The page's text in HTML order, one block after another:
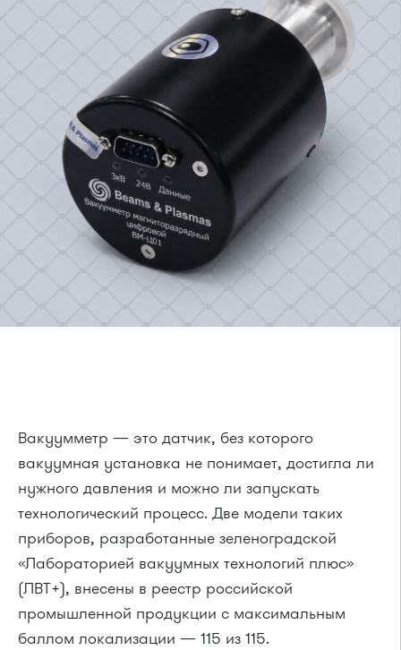
Вакуумметр — это датчик, без которого
вакуумная установка не понимает, достигла ли
нужного давления и можно ли запускать
технологический процесс. Две модели таких
приборов, разработанные зеленоградской
«Лабораторией вакуумных технологий плюс»
(ЛВТ+), внесены в реестр российской
промышленной продукции с максимальным
баллом локализации — 115 из 115.